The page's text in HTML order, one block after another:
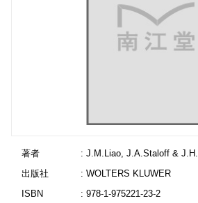
著者
: J.M.Liao, J.A.Staloff &
出版社
: WOLTERS KLUWER
ISBN
: 978-1-975221-23-2